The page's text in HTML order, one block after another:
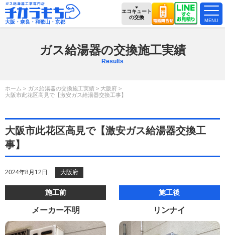
大阪・奈良・和歌山・京都
エコキュート
の交換
ガス給湯器の交換施工実績
Results
ホーム ガス給湯器の交換施工実績
大阪府
大阪市此花区高見で【激安ガス給湯器交換工事】
大阪市此花区高見で【激安ガス給湯器交換工
事】
2024年8月12日 大阪府
施工前
メーカー不明
施工後
リンナイ